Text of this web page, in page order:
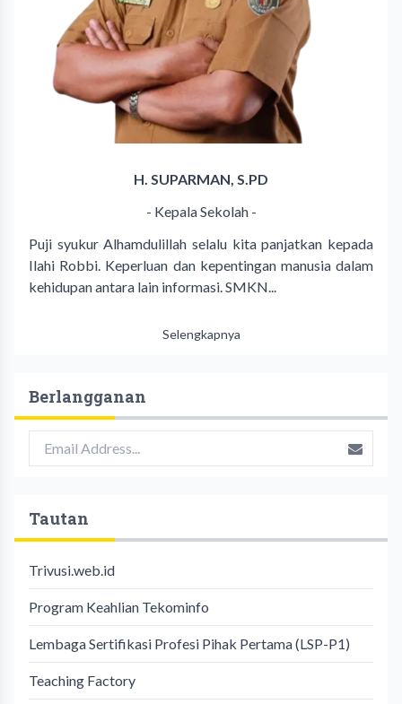
H. SUPARMAN, S.PD
- Kepala Sekolah -
Puji syukur Alhamdulillah selalu kita panjatkan kepada
Ilahi Robbi. Keperluan dan kepentingan manusia dalam
kehidupan antara lain informasi. SMKN...
Selengkapnya
Berlangganan
Tautan
Trivusi.web.id
Program Keahlian Tekominfo
Lembaga Sertifikasi Profesi Pihak Pertama (LSP-P1)
Teaching Factory